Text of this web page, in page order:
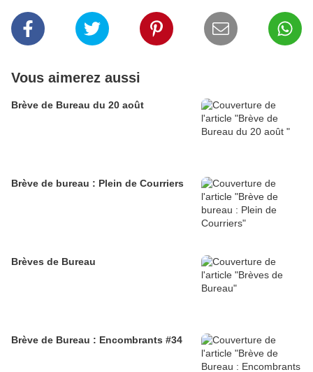
Vous aimerez aussi
Brève de Bureau du 20 août
Brève de bureau : Plein de Courriers
Brèves de Bureau
Brève de Bureau : Encombrants #34